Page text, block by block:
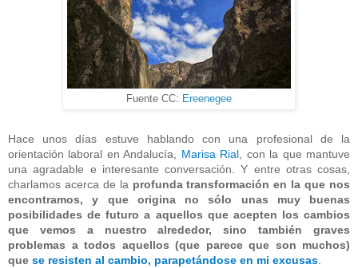
Fuente CC: Ereenegee
Hace unos días estuve hablando con una profesional de la
orientación laboral en Andalucía, Marisa Rial , con la que mantuve
una agradable e interesante conversación. Y entre otras cosas,
charlamos acerca de la profunda transformación en la que nos
encontramos, y que origina no sólo unas muy buenas
posibilidades de futuro a aquellos que acepten los cambios
que vemos a nuestro alrededor, sino también graves
problemas a todos aquellos (que parece que son muchos)
que se resisten al cambio, parapetándose en mi excusas